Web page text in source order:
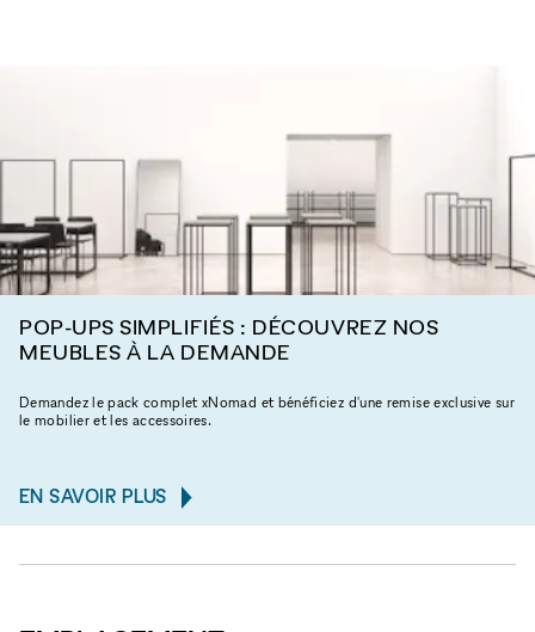
POP-UPS SIMPLIFIÉS : DÉCOUVREZ NOS
MEUBLES À LA DEMANDE
Demandez le pack complet xNomad et bénéficiez d'une remise exclusive sur
le mobilier et les accessoires.
EN SAVOIR PLUS